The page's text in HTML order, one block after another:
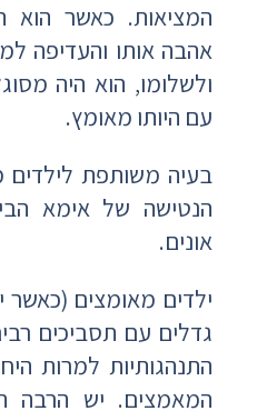
המציאות. כאשר הוא
אהבה אותו והעדיפה
ולשלומו, הוא היה
עם היותו מאומץ.
בעיה משותפת
הנטישה של אימא
אונים.
ילדים מאומצים (כאשר
גדלים עם תסביכים
התנהגותיות למרות
המאמצים. יש הרבה